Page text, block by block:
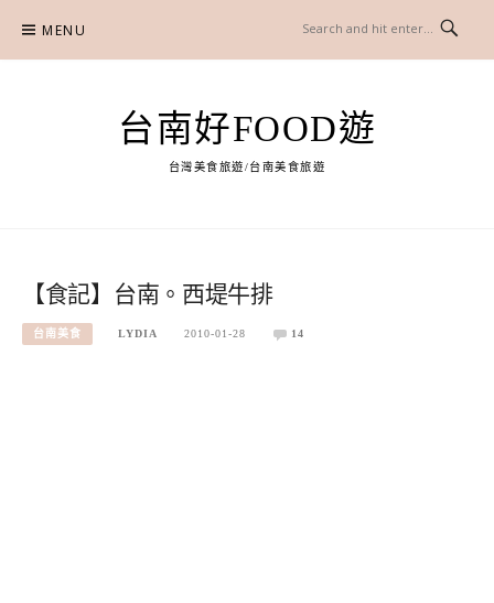
content
MENU
台南好FOOD遊
台灣美食旅遊/台南美食旅遊
【食記】台南。西堤牛排
台南美食 LYDIA 2010-01-28 14